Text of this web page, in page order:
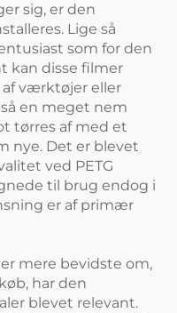
sig, er den
Lige så
som for den
kan disse filmer
værktøjer eller
en meget nem
tørres af med et
nye. Det er blevet
ved PETG
til brug endog i
er af primær
mere bevidste om,
har den
blevet relevant.